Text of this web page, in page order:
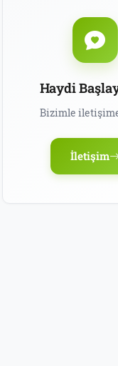
Haydi
Bizimle
İletişim